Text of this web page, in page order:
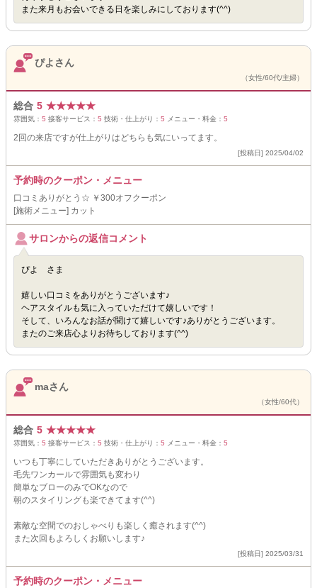
また来月もお会いできる日を楽しみにしております(^^)
ぴよさん
（女性/60代/主婦）
総合 5 ★★★★★
雰囲気： 5 接客サービス： 5 技術・仕上がり： 5 メニュー・料金： 5
2回の来店ですが仕上がりはどちらも気にいってます。
[投稿日] 2025/04/02
予約時のクーポン・メニュー
口コミありがとう☆ ￥300オフクーポン
[施術メニュー] カット
サロンからの返信コメント
ぴよ さま
嬉しい口コミをありがとうございます♪
ヘアスタイルも気に入っていただけて嬉しいです！
そして、いろんなお話が聞けて嬉しいです♪ありがとうございます。
またのご来店心よりお待ちしております(^^)
maさん
（女性/60代）
総合 5 ★★★★★
雰囲気： 5 接客サービス： 5 技術・仕上がり： 5 メニュー・料金： 5
いつも丁寧にしていただきありがとうございます。
毛先ワンカールで雰囲気も変わり
簡単なブローのみでOKなので
朝のスタイリングも楽できてます(^^)
素敵な空間でのおしゃべりも楽しく癒されます(^^)
また次回もよろしくお願いします♪
[投稿日] 2025/03/31
予約時のクーポン・メニュー